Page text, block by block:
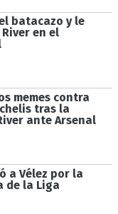
batacazo y le
en el
memes contra
tras la
ante Arsenal
a Vélez por la
de la Liga